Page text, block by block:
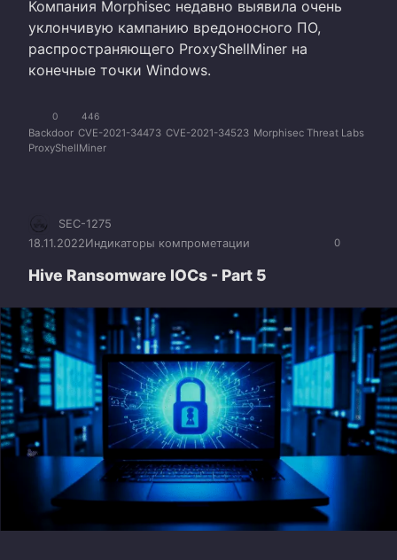
Компания Morphisec недавно выявила очень
уклончивую кампанию вредоносного ПО,
распространяющего ProxyShellMiner на
конечные точки Windows.
0 446
Backdoor CVE-2021-34473 CVE-2021-34523 Morphisec Threat Labs
ProxyShellMiner
0
SEC-1275
18.11.2022Индикаторы компрометации
Hive Ransomware IOCs - Part 5